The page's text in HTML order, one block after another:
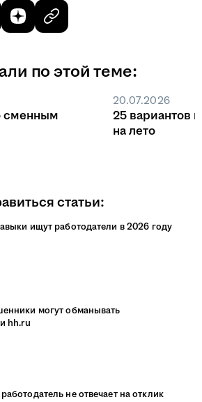
по этой теме:
сменным
20.07.2026
25 вариантов
на лето
статьи:
ищут работодатели в 2026 году
могут обманывать
hh.ru
не отвечает на отклик